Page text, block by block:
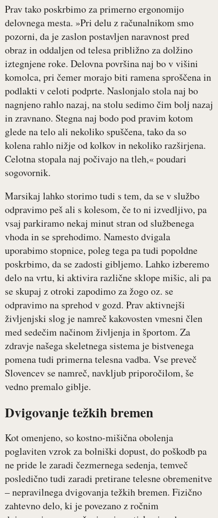
Prav tako poskrbimo za primerno ergonomijo
delovnega mesta. »Pri delu z računalnikom smo
pozorni, da je zaslon postavljen naravnost pred
obraz in oddaljen od telesa približno za dolžino
iztegnjene roke. Delovna površina naj bo v višini
komolca, pri čemer morajo biti ramena sproščena in
podlakti v celoti podprte. Naslonjalo stola naj bo
nagnjeno rahlo nazaj, na stolu sedimo čim bolj nazaj
in zravnano. Stegna naj bodo pod pravim kotom
glede na telo ali nekoliko spuščena, tako da so
kolena rahlo nižje od kolkov in nekoliko razširjena.
Celotna stopala naj počivajo na tleh,« poudari
sogovornik.
Marsikaj lahko storimo tudi s tem, da se v službo
odpravimo peš ali s kolesom, če to ni izvedljivo, pa
vsaj parkiramo nekaj minut stran od službenega
vhoda in se sprehodimo. Namesto dvigala
uporabimo stopnice, poleg tega pa tudi popoldne
poskrbimo, da se zadosti gibljemo. Lahko izberemo
delo na vrtu, ki aktivira različne sklope mišic, ali pa
se skupaj z otroki zapodimo za žogo oz. se
odpravimo na sprehod v gozd. Prav aktivnejši
življenjski slog je namreč kakovosten vmesni člen
med sedečim načinom življenja in športom. Za
zdravje našega skeletnega sistema je bistvenega
pomena tudi primerna telesna vadba. Vse preveč
Slovencev se namreč, navkljub priporočilom, še
vedno premalo giblje.
Dvigovanje težkih bremen
Kot omenjeno, so kostno-mišična obolenja
poglaviten vzrok za bolniški dopust, do poškodb pa
ne pride le zaradi čezmernega sedenja, temveč
posledično tudi zaradi pretirane telesne obremenitve
– nepravilnega dvigovanja težkih bremen. Fizično
zahtevno delo, ki je povezano z ročnim